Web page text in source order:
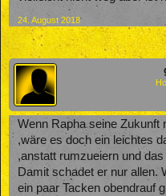
24. August 2018
Wenn Rapha seine Zukunft
,wäre es doch ein leichtes
,anstatt rumzueiern und
Damit schadet er nur allen.
ein paar Tacken obendrauf